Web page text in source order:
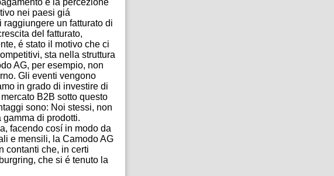
nei paesi giá
un fatturato di
del fatturato,
é stato il motivo che ci
sta nella struttura
AG, per esempio, non
Gli eventi vengono
in grado di investire di
B2B sotto questo
sono: Noi stessi, non
di prodotti.
facendo cosí in modo da
e mensili, la Camodo AG
contanti che, in certi
che si é tenuto la